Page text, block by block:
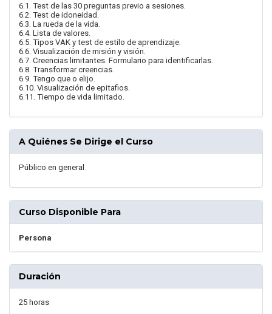
6.1. Test de las 30 preguntas previo a sesiones.
6.2. Test de idoneidad.
6.3. La rueda de la vida.
6.4. Lista de valores.
6.5. Tipos VAK y test de estilo de aprendizaje.
6.6. Visualización de misión y visión.
6.7. Creencias limitantes. Formulario para identificarlas.
6.8. Transformar creencias.
6.9. Tengo que o elijo.
6.10. Visualización de epitafios.
6.11. Tiempo de vida limitado.
A Quiénes Se Dirige el Curso
Público en general
Curso Disponible Para
Persona
Duración
25 horas